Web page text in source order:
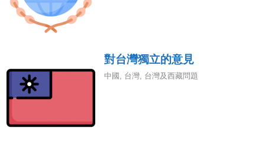
對台灣獨立的意見
中國 , 台灣, 台灣及西藏問題